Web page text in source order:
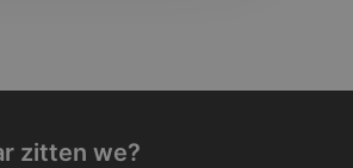
zitten we?